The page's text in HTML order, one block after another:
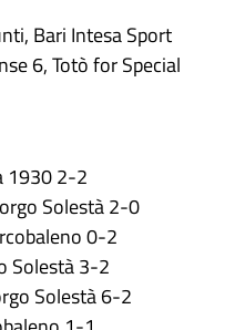
Bari Intesa Sport
6, Totò for Special
1930 2-2
Solestà 2-0
0-2
Solestà 3-2
Solestà 6-2